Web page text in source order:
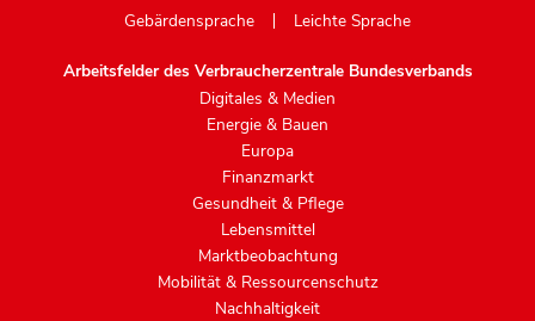
Gebärdensprache
Leichte Sprache
Arbeitsfelder des Verbraucherzentrale Bundesverbands
Digitales & Medien
Energie & Bauen
Europa
Finanzmarkt
Gesundheit & Pflege
Lebensmittel
Marktbeobachtung
Mobilität & Ressourcenschutz
Nachhaltigkeit